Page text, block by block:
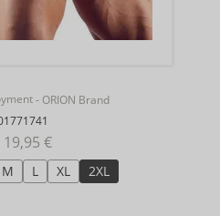
- ORION Brand
19,95 €
M L XL 2XL